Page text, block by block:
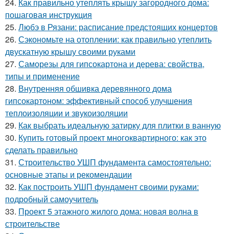
пошаговая инструкция
25. Любэ в Рязани: расписание предстоящих концертов
26. Сэкономьте на отоплении: как правильно утеплить
двускатную крышу своими руками
27. Саморезы для гипсокартона и дерева: свойства,
типы и применение
28. Внутренняя обшивка деревянного дома
гипсокартоном: эффективный способ улучшения
теплоизоляции и звукоизоляции
29. Как выбрать идеальную затирку для плитки в ванную
30. Купить готовый проект многоквартирного: как это
сделать правильно
31. Строительство УШП фундамента самостоятельно:
основные этапы и рекомендации
32. Как построить УШП фундамент своими руками:
подробный самоучитель
33. Проект 5 этажного жилого дома: новая волна в
строительстве